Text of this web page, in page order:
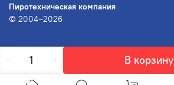
В корзину
Пиротехническая компания
© 2004–2026